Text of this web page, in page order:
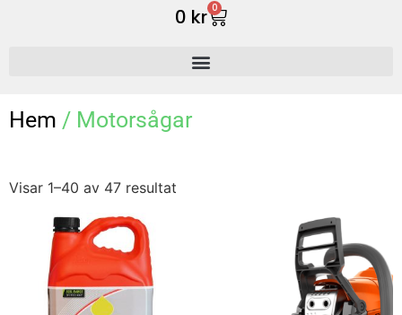
0 kr 0
Hem / Motorsågar
Visar 1–40 av 47 resultat